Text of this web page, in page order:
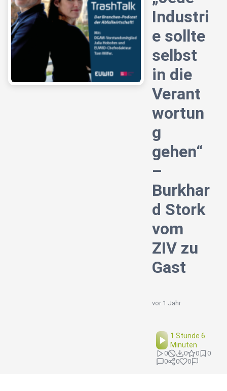
Industri
e sollte
selbst
in die
Verant
wortun
g
gehen“
–
Burkhar
d Stork
vom
ZIV zu
Gast
vor 1 Jahr
1 Stunde 6
Minuten
0 0 0
0
0
0 0